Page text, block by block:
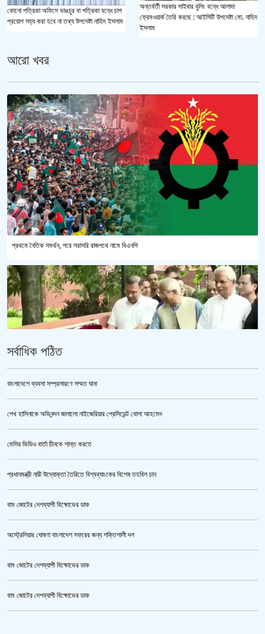
কোনো পত্রিকা অফিসে ভাঙচুর বা পত্রিকা বন্ধে চাপ
প্রয়োগ সহ্য করা হবে না তথ্য উপদেষ্টা নাহিদ ইসলাম
অন্তর্বর্তী সরকার সাইবার বুলিং বন্ধে আলাদা
ফ্রেমওয়ার্ক তৈরি করছে : আইসিটি উপদেষ্টা মো. নাহিদ
ইসলাম
আরো খবর
প্রথমে নৈতিক সমর্থন, পরে সরাসরি রাজপথে নামে বিএনপি
‘জুলাই গণঅভ্যুত্থান স্মৃতি জাদুঘর’ উদ্বোধন করলেন প্রধানমন্ত্রী
সর্বাধিক পঠিত
বাংলাদেশে ব্যবসা সম্প্রসারণে সম্মত ঘানা
শেখ হাসিনাকে অভিনন্দন জানালো নাইজেরিয়ার প্রেসিডেন্ট বোলা আহমেদ
মেসির ভিডিও বার্তা চীনকে শান্ত করতে
প্রধানমন্ত্রী নারী উদ্যোক্তা তৈরিতে বিশ্বব্যাংকের বিশেষ তহবিল চান
বাম জোটের দেশব্যাপী বিক্ষোভের ডাক
অস্ট্রেলিয়ার ঘোষণা বাংলাদেশ সফরের জন্য শক্তিশালী দল
বাম জোটের দেশব্যাপী বিক্ষোভের ডাক
বাম জোটের দেশব্যাপী বিক্ষোভের ডাক